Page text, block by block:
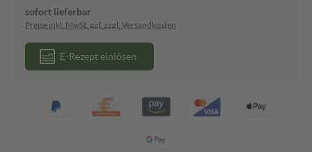
sofort lieferbar
Preise inkl. MwSt. ggf. zzgl. Versandkosten
E-Rezept einlösen